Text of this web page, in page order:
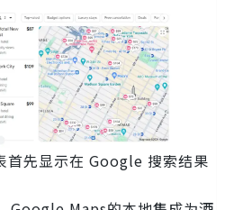
先显示在 Google 搜索结果